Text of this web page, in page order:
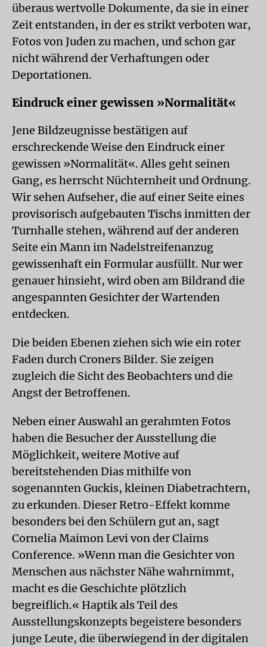
überaus wertvolle Dokumente, da sie in einer
Zeit entstanden, in der es strikt verboten war,
Fotos von Juden zu machen, und schon gar
nicht während der Verhaftungen oder
Deportationen.
Eindruck einer gewissen »Normalität«
Jene Bildzeugnisse bestätigen auf
erschreckende Weise den Eindruck einer
gewissen »Normalität«. Alles geht seinen
Gang, es herrscht Nüchternheit und Ordnung.
Wir sehen Aufseher, die auf einer Seite eines
provisorisch aufgebauten Tischs inmitten der
Turnhalle stehen, während auf der anderen
Seite ein Mann im Nadelstreifenanzug
gewissenhaft ein Formular ausfüllt. Nur wer
genauer hinsieht, wird oben am Bildrand die
angespannten Gesichter der Wartenden
entdecken.
Die beiden Ebenen ziehen sich wie ein roter
Faden durch Croners Bilder. Sie zeigen
zugleich die Sicht des Beobachters und die
Angst der Betroffenen.
Neben einer Auswahl an gerahmten Fotos
haben die Besucher der Ausstellung die
Möglichkeit, weitere Motive auf
bereitstehenden Dias mithilfe von
sogenannten Guckis, kleinen Diabetrachtern,
zu erkunden. Dieser Retro-Effekt komme
besonders bei den Schülern gut an, sagt
Cornelia Maimon Levi von der Claims
Conference. »Wenn man die Gesichter von
Menschen aus nächster Nähe wahrnimmt,
macht es die Geschichte plötzlich
begreiflich.« Haptik als Teil des
Ausstellungskonzepts begeistere besonders
junge Leute, die überwiegend in der digitalen